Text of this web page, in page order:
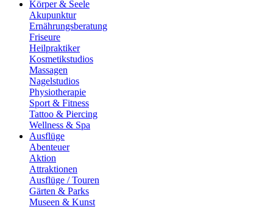
Körper & Seele
Akupunktur
Ernährungsberatung
Friseure
Heilpraktiker
Kosmetikstudios
Massagen
Nagelstudios
Physiotherapie
Sport & Fitness
Tattoo & Piercing
Wellness & Spa
Ausflüge
Abenteuer
Aktion
Attraktionen
Ausflüge / Touren
Gärten & Parks
Museen & Kunst